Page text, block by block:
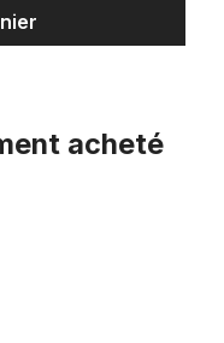
acheté